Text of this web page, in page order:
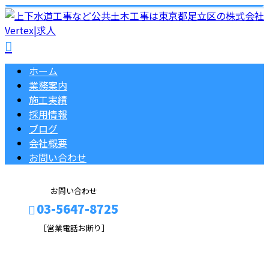
ホーム
業務案内
施工実績
採用情報
ブログ
会社概要
お問い合わせ
お問い合わせ
03-5647-8725
［営業電話お断り］